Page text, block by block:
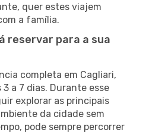
quer estes viajem
a família.
reservar para a sua
completa em Cagliari,
a 7 dias. Durante esse
explorar as principais
da cidade sem
pode sempre percorrer